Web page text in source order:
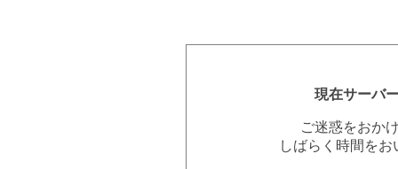
現在サーバ
ご迷惑をおか
しばらく時間を